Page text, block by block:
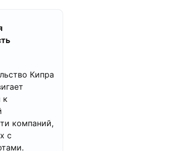
Кипра
к
компаний,
с